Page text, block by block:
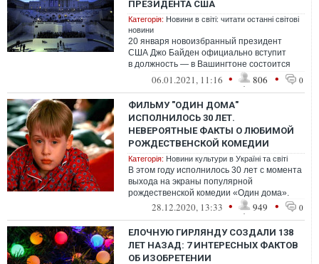
ПРЕЗИДЕНТА США
Категорія: Новини в світі: читати останні світові
новини
20 января новоизбранный президент
США Джо Байден официально вступит
в должность — в Вашингтоне состоится
церемония его инаугурации.
06.01.2021, 11:16 • 806 • 0
ФИЛЬМУ "ОДИН ДОМА"
ИСПОЛНИЛОСЬ 30 ЛЕТ.
НЕВЕРОЯТНЫЕ ФАКТЫ О ЛЮБИМОЙ
РОЖДЕСТВЕНСКОЙ КОМЕДИИ
Категорія: Новини культури в Україні та світі
В этом году исполнилось 30 лет с момента
выхода на экраны популярной
рождественской комедии «Один дома».
28.12.2020, 13:33 • 949 • 0
ЕЛОЧНУЮ ГИРЛЯНДУ СОЗДАЛИ 138
ЛЕТ НАЗАД: 7 ИНТЕРЕСНЫХ ФАКТОВ
ОБ ИЗОБРЕТЕНИИ